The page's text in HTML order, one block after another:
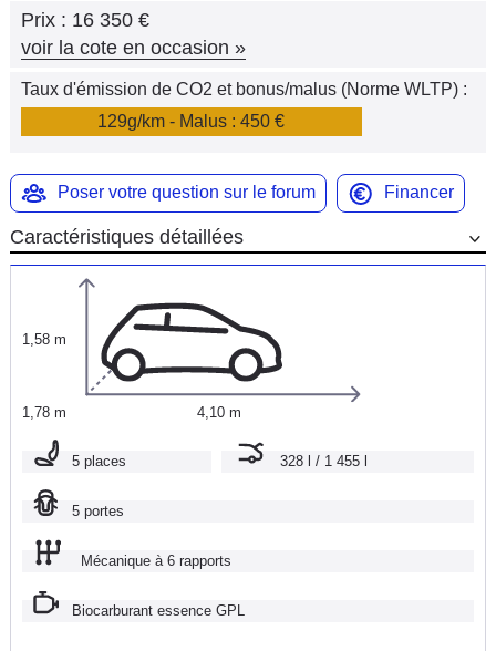
Marques
Prix : 16 350 €
voir la cote en occasion »
Taux d'émission de CO2 et bonus/malus (Norme WLTP) :
129g/km - Malus : 450 €
Poser votre question sur le forum Financer
Caractéristiques détaillées
1,58 m
1,78 m 4,10 m
5 places 328 l / 1 455 l
5 portes
Mécanique à 6 rapports
Biocarburant essence GPL